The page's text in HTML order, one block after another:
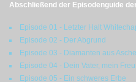
Abschließend der Episodenguide
Episode 01 - Letzter Halt
Episode 02 - Der Abgrund
Episode 03 - Diamanten aus Asche
Episode 04 - Dein Vater, mein
Episode 05 - Ein schweres Erbe